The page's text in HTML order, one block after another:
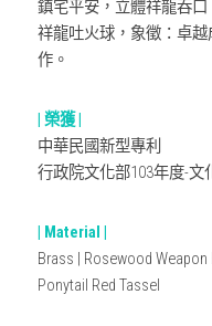
鎮宅平安，立體祥龍吞
祥龍吐火球，象徵：卓
作。
| 榮獲 |
中華民國新型專利
行政院文化部103年度-文
| Material |
Brass | Rosewood Weapon
Ponytail Red Tassel